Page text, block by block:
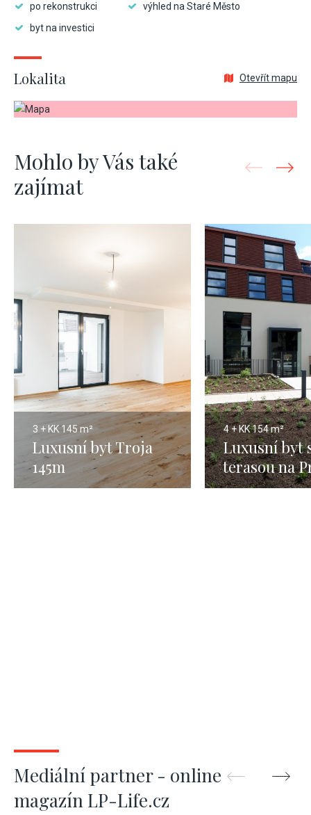
po rekonstrukci
výhled na Staré Město
byt na investici
Lokalita Otevřít mapu
Mohlo by Vás také
zajímat
3 + KK 145 m²
Luxusní byt Troja
145m
4 + KK154 m²
Luxusní byt
terasou na
Mediální partner - online
magazín LP-Life.cz